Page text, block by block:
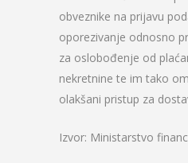
obveznike na prijavu
oporezivanje odnosno
za oslobođenje od
nekretnine te im tako
olakšani pristup za
Izvor: Ministarstvo